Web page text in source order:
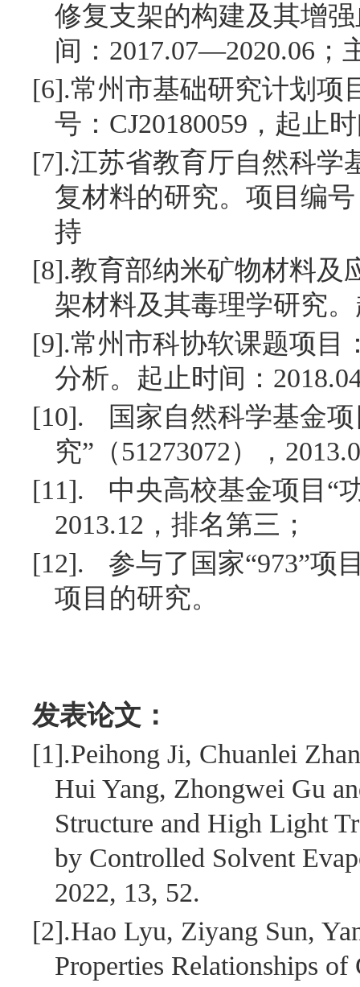
修复支架的构建及其增
间： 2017.07—2020.06 ；
[6].常州市基础研究计划项
号： CJ20180059 ，起止
[7].江苏省教育厅自然科学
复材料的研究。项目编
持
[8].教育部纳米矿物材料及
架材料及其毒理学研究
[9].常州市科协软课题项目
分析。起止时间：
[10].
国家自然科学基金
究”（51273072），
[11].
中央高校基金项目“
2013.12 ，排名第三；
[12].
参与了国家“973”项
项目的研究。
发表论文：
[1].Peihong Ji, Chuanlei
Hui Yang, Zhongwei Gu
Structure and High Light
by Controlled Solvent
2022, 13, 52.
[2].Hao Lyu, Ziyang Sun,
Properties Relationships